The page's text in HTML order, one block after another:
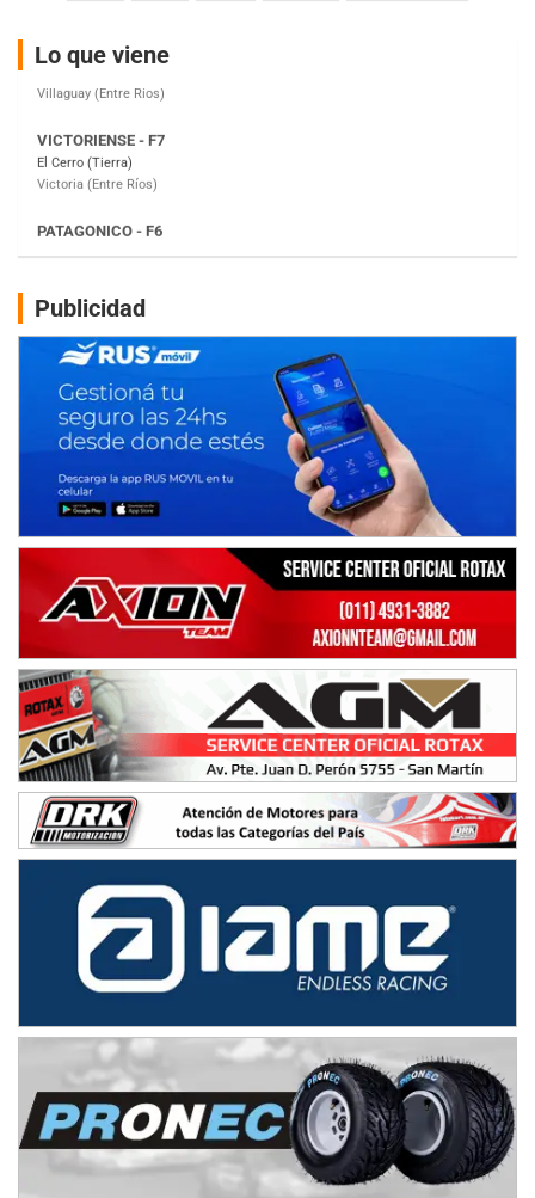
entradas
Lo que viene
El Cerro (Tierra)
Victoria (Entre Ríos)
Moto Club Reginense (Tierra)
Gral. E. Godoy (Río Negro)
Juventud Unida (Tierra)
Humboldt (Santa Fe)
NORESTE SANTAFESINO - F6
Ciudad de Avellaneda (Asfalto)
Avellaneda (Santa Fe)
SUR SANTAFESINO - F4
José Samuel Sánchez (Tierra)
Rufino (Santa Fe)
TUCUMANO - F5
Juan Navarro (Asfalto)
COBERTURA ESPECIAL DE E-KART.COM.AR
08/09-AGO
IAME SERIES ARGENTINA 6
Ramiro Tot (Asfalto)
Baradero (Buenos Aires)
KDO - F6
Ciudad de Trenque Lauquen (Asfalto)
Trenque Lauquen (Buenos Aires)
ENTRERRIANO - F6 (POSTERGADA)
Parque de la Velocidad (Asfalto)
Villaguay (Entre Ríos)
VICTORIENSE - F7
El Cerro (Tierra)
Victoria (Entre Ríos)
PATAGONICO - F6
Gral. E. Godoy (Río Negro)
CSK - F7
Juventud Unida (Tierra)
Humboldt (Santa Fe)
NORESTE SANTAFESINO - F6
Publicidad